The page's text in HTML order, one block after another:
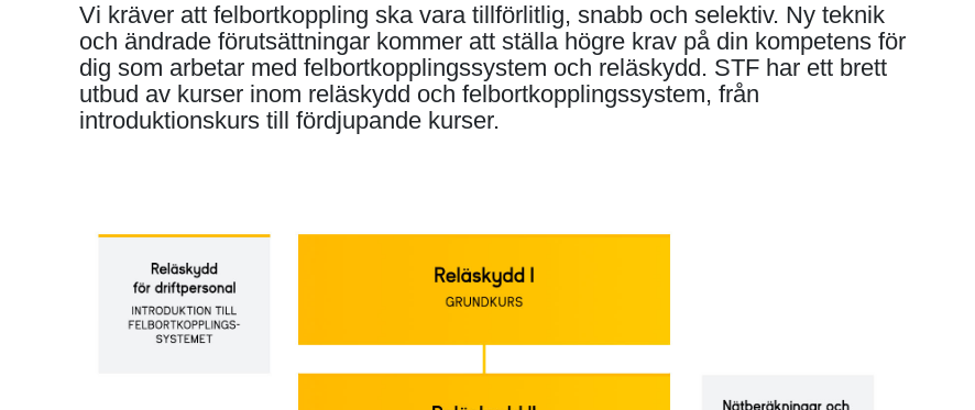
Vi kräver att felbortkoppling ska vara tillförlitlig, snabb och selektiv. Ny teknik
och ändrade förutsättningar kommer att ställa högre krav på din kompetens för
dig som arbetar med felbortkopplingssystem och reläskydd. STF har ett brett
utbud av kurser inom reläskydd och felbortkopplingssystem, från
introduktionskurs till fördjupande kurser.